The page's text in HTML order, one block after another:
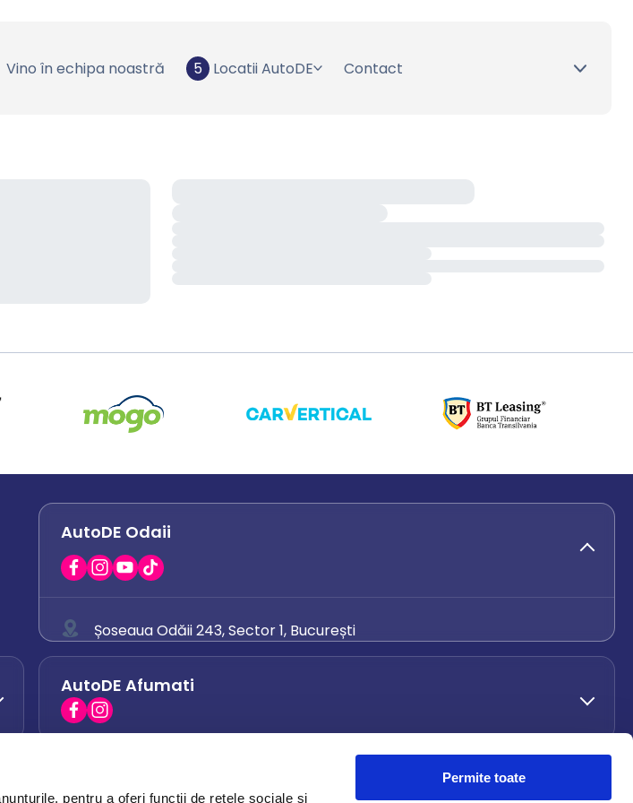
pentru a oferi funcții de rețele sociale și
Permite toate
Vino în echipa noastră 5 Locatii AutoDE Contact
AutoDE Odaii
Șoseaua Odăii 243, Sector 1, București
0742 444 194
office.odaii@autode.ro
AutoDE Afumati